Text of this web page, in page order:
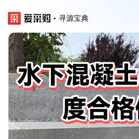
寻源宝典